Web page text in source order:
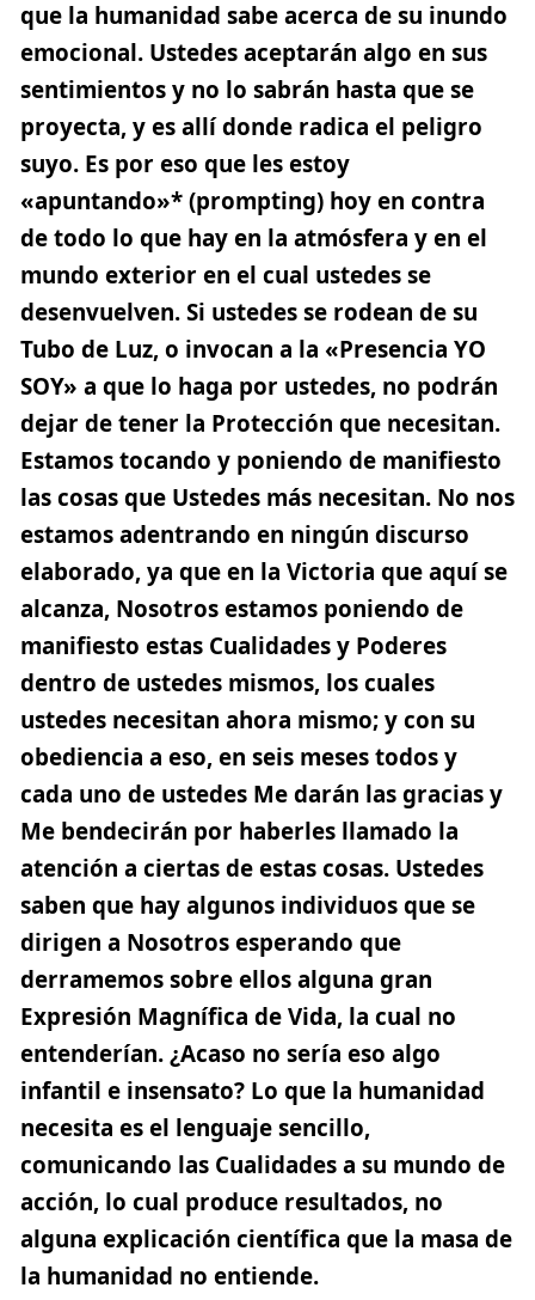
que la humanidad sabe acerca de su inundo
emocional. Ustedes aceptarán algo en sus
sentimientos y no lo sabrán hasta que se
proyecta, y es allí donde radica el peligro
suyo. Es por eso que les estoy
«apuntando»* (prompting) hoy en contra
de todo lo que hay en la atmósfera y en el
mundo exterior en el cual ustedes se
desenvuelven. Si ustedes se rodean de su
Tubo de Luz, o invocan a la «Presencia YO
SOY» a que lo haga por ustedes, no podrán
dejar de tener la Protección que necesitan.
Estamos tocando y poniendo de manifiesto
las cosas que Ustedes más necesitan. No nos
estamos adentrando en ningún discurso
elaborado, ya que en la Victoria que aquí se
alcanza, Nosotros estamos poniendo de
manifiesto estas Cualidades y Poderes
dentro de ustedes mismos, los cuales
ustedes necesitan ahora mismo; y con su
obediencia a eso, en seis meses todos y
cada uno de ustedes Me darán las gracias y
Me bendecirán por haberles llamado la
atención a ciertas de estas cosas. Ustedes
saben que hay algunos individuos que se
dirigen a Nosotros esperando que
derramemos sobre ellos alguna gran
Expresión Magnífica de Vida, la cual no
entenderían. ¿Acaso no sería eso algo
infantil e insensato? Lo que la humanidad
necesita es el lenguaje sencillo,
comunicando las Cualidades a su mundo de
acción, lo cual produce resultados, no
alguna explicación científica que la masa de
la humanidad no entiende.